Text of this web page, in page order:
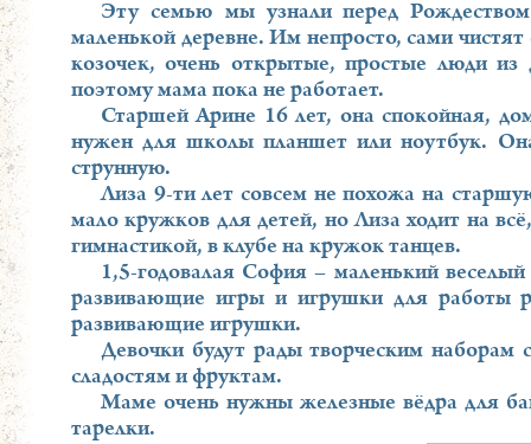
Эту семью мы узнали перед
маленькой деревне. Им непросто, сами
козочек, очень открытые, простые люди из
поэтому мама пока не работает.
Старшей Арине 16 лет, она спокойная,
нужен для школы планшет или ноутбук.
струнную.
Лиза 9-ти лет совсем не похожа на
мало кружков для детей, но Лиза ходит на
гимнастикой, в клубе на кружок танцев.
1,5-годовалая София – маленький
развивающие игры и игрушки для работы
развивающие игрушки.
Девочки будут рады творческим наборам
сладостям и фруктам.
Маме очень нужны железные вёдра для
тарелки.